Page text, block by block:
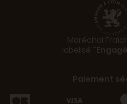
Maréchal
labelisé
Paiement